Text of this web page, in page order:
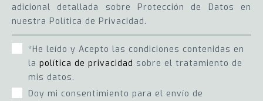
adicional detallada sobre Protección de Datos en
nuestra Política de Privacidad.
*He leído y Acepto las condiciones contenidas en
la política de privacidad sobre el tratamiento de
mis datos.
Doy mi consentimiento para el envío de